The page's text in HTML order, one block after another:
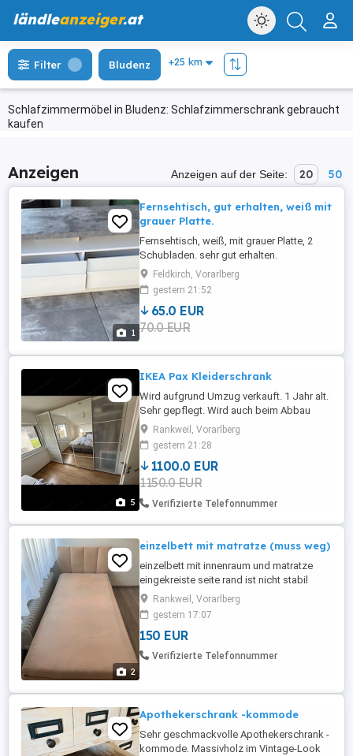
ländleanzeiger.at
Schlafzimmermöbel in Bludenz: Schlafzimmerschrank gebraucht
kaufen
Filter Bludenz
Anzeigen Anzeigen auf der Seite: 20 50
1
Fernsehtisch, gut erhalten, weiß mit
grauer Platte.
Fernsehtisch, weiß, mit grauer Platte, 2
Schubladen. sehr gut erhalten.
Feldkirch, Vorarlberg
gestern 21:52
65.0 EUR
70.0 EUR
5
IKEA Pax Kleiderschrank
Wird aufgrund Umzug verkauft. 1 Jahr alt.
Sehr gepflegt. Wird auch beim Abbau
geholfen (Selbstabbau) höhe 236 länge
300, sie können auch einzeln gekauft
werden
Rankweil, Vorarlberg
gestern 21:28
1100.0 EUR
1150.0 EUR
Verifizierte Telefonnummer
2
einzelbett mit matratze (muss weg)
einzelbett mit innenraum und matratze
eingekreiste seite rand ist nicht stabil
(siehe bild)
Rankweil, Vorarlberg
gestern 17:07
150 EUR
Verifizierte Telefonnummer
Apothekerschrank -kommode
Sehr geschmackvolle Apothekerschrank -
kommode. Massivholz im Vintage-Look